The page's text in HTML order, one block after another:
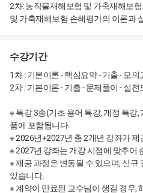
2차: 농작물재해보험 및 가축재해보
및 가축재해보험 손해평가의 이론과
수강기간
1차 : 기본이론 - 핵심요약 - 기출 - 모의
2차 : 기본이론 - 기출 - 문제풀이 - 실
※ 특강 3종(기초 용어 특강, 개정 특강
품에 포함됩니다.
※ 2026년+2027년 총 2개년 강좌가 제
※ 2027년 강좌는 개강 시점에 맞추어
※ 제공 과정은 변동될 수 있으며, 신규
있습니다.
※ 계약이 만료된 교수님이 생길 경우,